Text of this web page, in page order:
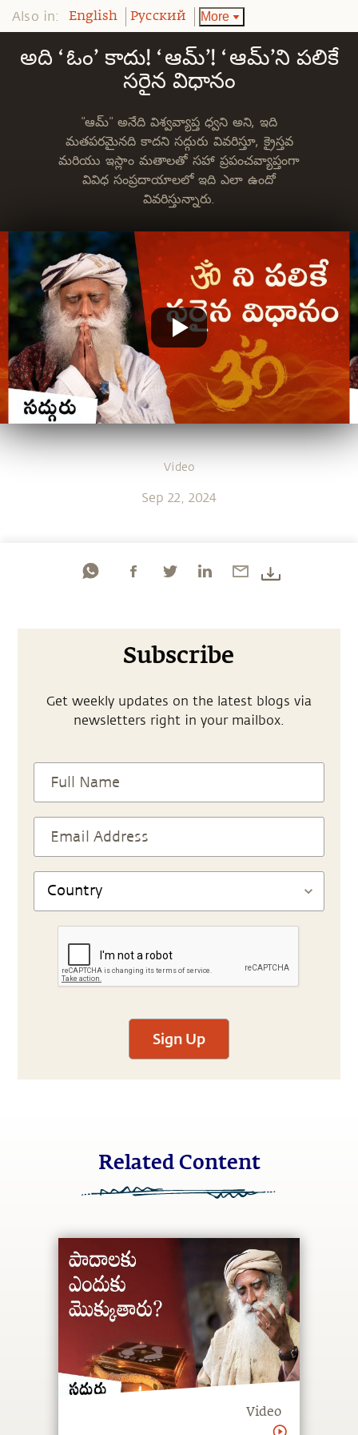
Also in: English Pусский More
అది ‘ఓం’ కాదు! ‘ఆమ్’! ‘ఆమ్’ని పలికే
సరైన విధానం
"ఆమ్" అనేది విశ్వవ్యాప్త ధ్వని అని, ఇది
మతపరమైనది కాదని సద్గురు వివరిస్తూ, క్రైస్తవ
మరియు ఇస్లాం మతాలతో సహా ప్రపంచవ్యాప్తంగా
వివిధ సంప్రదాయాలలో ఇది ఎలా ఉందో
వివరిస్తున్నారు.
Video
Sep 22, 2024
Subscribe
Get weekly updates on the latest blogs via
newsletters right in your mailbox.
Sign Up
Related Content
Video